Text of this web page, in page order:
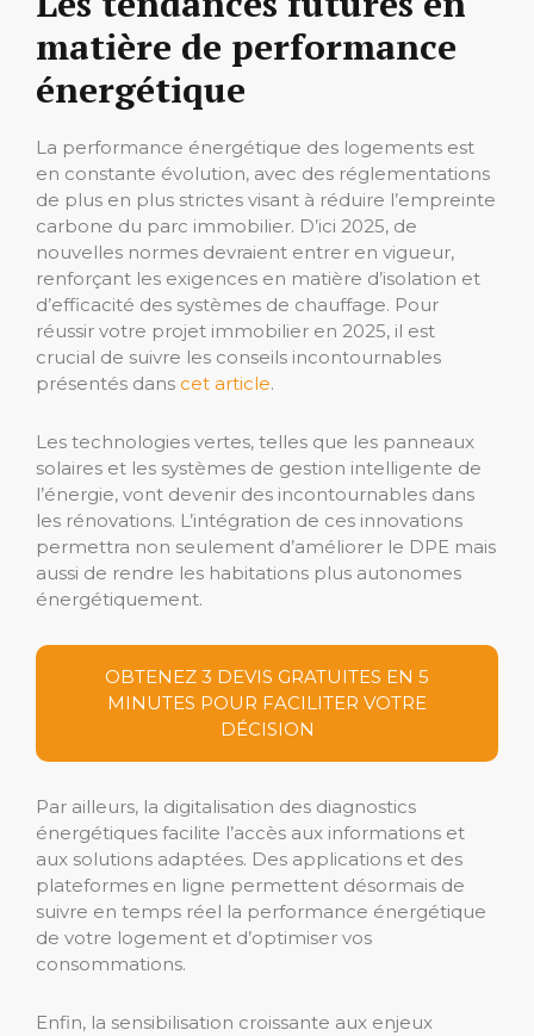
matière de performance
énergétique
La performance énergétique des logements est
en constante évolution, avec des réglementations
de plus en plus strictes visant à réduire l’empreinte
carbone du parc immobilier. D’ici 2025, de
nouvelles normes devraient entrer en vigueur,
renforçant les exigences en matière d’isolation et
d’efficacité des systèmes de chauffage. Pour
réussir votre projet immobilier en 2025, il est
crucial de suivre les conseils incontournables
présentés dans cet article.
Les technologies vertes, telles que les panneaux
solaires et les systèmes de gestion intelligente de
l’énergie, vont devenir des incontournables dans
les rénovations. L’intégration de ces innovations
permettra non seulement d’améliorer le DPE mais
aussi de rendre les habitations plus autonomes
énergétiquement.
OBTENEZ 3 DEVIS GRATUITES EN 5
MINUTES POUR FACILITER VOTRE
DÉCISION
Par ailleurs, la digitalisation des diagnostics
énergétiques facilite l’accès aux informations et
aux solutions adaptées. Des applications et des
plateformes en ligne permettent désormais de
suivre en temps réel la performance énergétique
de votre logement et d’optimiser vos
consommations.
Enfin, la sensibilisation croissante aux enjeux